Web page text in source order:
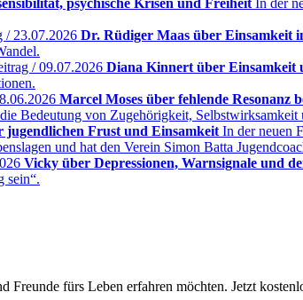
psychische Krisen und Freiheit In der
/ 23.07.2026 Dr. Rüdiger Maas über Einsamkeit
/ 09.07.2026 Diana Kinnert über Einsamkeit
Marcel Moses über fehlende Resonanz
Bedeutung von Zugehörigkeit, Selbstwirksamkeit
jugendlichen Frust und Einsamkeit In der neuen
und hat den Verein Simon Batta
Vicky über Depressionen, Warnsignale und
sein“.
Freunde fürs Leben erfahren möchten. Jetzt